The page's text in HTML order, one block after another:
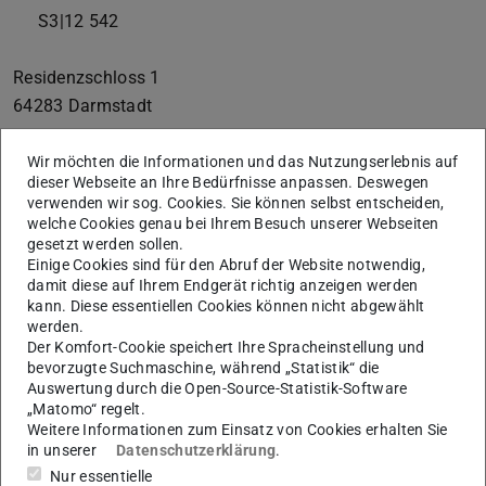
S3|12 542
Residenzschloss 1
64283 Darmstadt
Jörg Kemmerzell arbeitet seit 01.05.2021 als
wissenschaftlicher Mitarbeiter am Institut für
Politikwissenschaft. Im Arbeitsbereich Vergleichende
Analyse politischer Systeme und Integrationsforschung
ist er zusätzlich als Mitarbeiter im BMBF Kopernikus-
Projekt „ARIADNE – Evidenzbasiertes Assessment für die
Gestaltung der deutschen Energiewende“ tätig.
Forschungsinteressen
Wir möchten die Informationen und das Nutzungserlebnis auf
dieser Webseite an Ihre Bedürfnisse anpassen. Deswegen
verwenden wir sog. Cookies. Sie können selbst entscheiden,
welche Cookies genau bei Ihrem Besuch unserer Webseiten
gesetzt werden sollen.
Einige Cookies sind für den Abruf der Website notwendig,
damit diese auf Ihrem Endgerät richtig anzeigen werden
kann. Diese essentiellen Cookies können nicht abgewählt
werden.
Der Komfort-Cookie speichert Ihre Spracheinstellung und
bevorzugte Suchmaschine, während „Statistik“ die
Auswertung durch die Open-Source-Statistik-Software
„Matomo“ regelt.
Weitere Informationen zum Einsatz von Cookies erhalten Sie
in unserer
Datenschutzerklärung.
Nur essentielle